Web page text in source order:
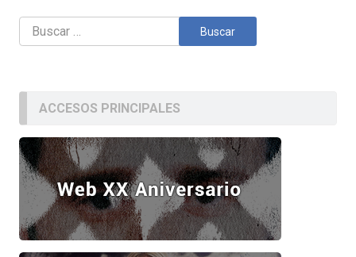
Buscar:
ACCESOS PRINCIPALES